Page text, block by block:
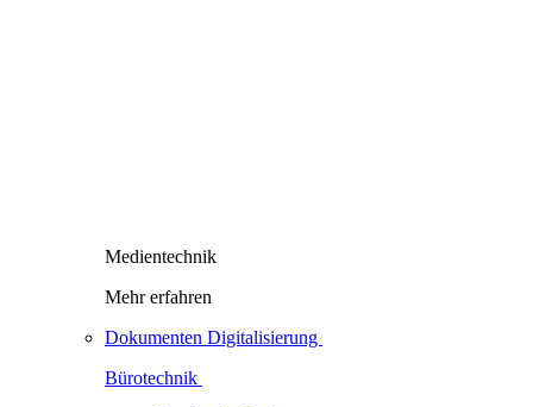
Medientechnik
Mehr erfahren
Dokumenten Digitalisierung
Bürotechnik